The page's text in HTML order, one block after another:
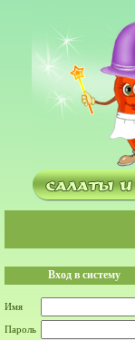
Вход в систему
Имя
Пароль